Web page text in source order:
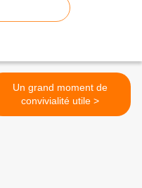
Un grand moment de
convivialité utile >